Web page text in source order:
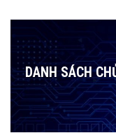
DANH SÁCH